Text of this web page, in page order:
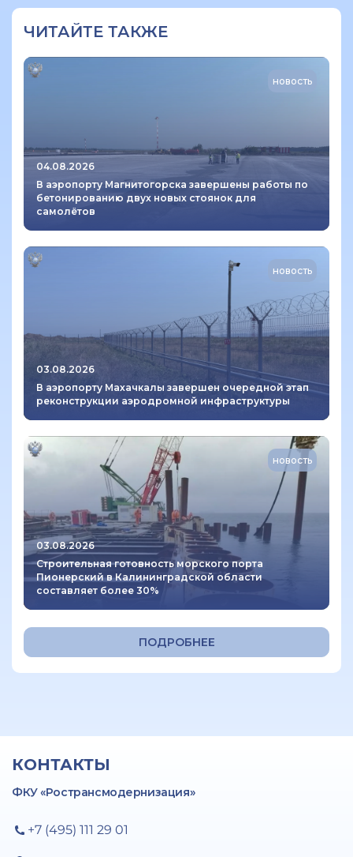
ЧИТАЙТЕ ТАКЖЕ
новость
04.08.2026
В аэропорту Магнитогорска завершены работы по
бетонированию двух новых стоянок для
самолётов
новость
03.08.2026
В аэропорту Махачкалы завершен очередной этап
реконструкции аэродромной инфраструктуры
новость
03.08.2026
Строительная готовность морского порта
Пионерский в Калининградской области
составляет более 30%
ПОДРОБНЕЕ
КОНТАКТЫ
ФКУ «Ространсмодернизация»
+7 (495) 111 29 01